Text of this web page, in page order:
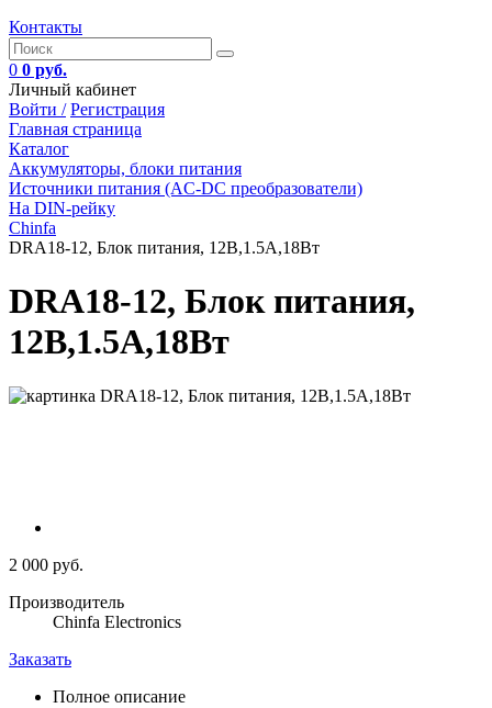
Контакты
0 0 руб.
Личный кабинет
Войти / Регистрация
Главная страница
Каталог
Аккумуляторы, блоки питания
Источники питания (AC-DC преобразователи)
На DIN-рейку
Chinfa
DRA18-12, Блок питания, 12В,1.5А,18Вт
DRA18-12, Блок питания,
12В,1.5А,18Вт
2 000 руб.
Производитель
Chinfa Electronics
Заказать
Полное описание